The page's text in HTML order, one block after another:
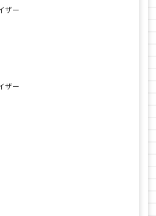
ザー
ザー